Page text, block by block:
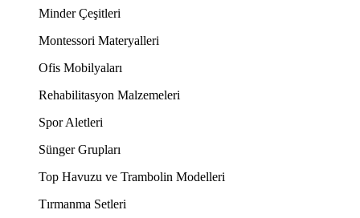
Minder Çeşitleri
Montessori Materyalleri
Ofis Mobilyaları
Rehabilitasyon Malzemeleri
Spor Aletleri
Sünger Grupları
Top Havuzu ve Trambolin Modelleri
Tırmanma Setleri